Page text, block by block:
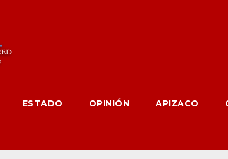
ESTADO OPINIÓN APIZACO